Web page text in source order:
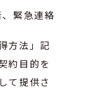
緊急連絡
方法」記
約目的を
て提供さ